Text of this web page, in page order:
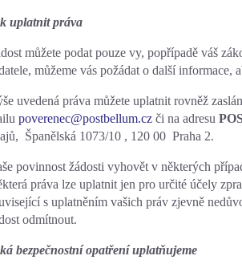
uplatnit práva
můžete podat pouze vy, popřípadě váš
můžeme vás požádat o další informace,
uvedená práva můžete uplatnit rovněž
poverenec@postbellum.cz či na adresu
Španělská 1073/10 , 120 00 Praha 2.
povinnost žádosti vyhovět v některých
práva lze uplatnit jen pro určité účely
s uplatněním vašich práv zjevně
odmítnout.
bezpečnostní opatření uplatňujeme